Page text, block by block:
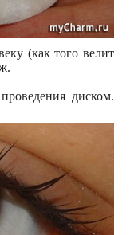
(как того велит
диском.